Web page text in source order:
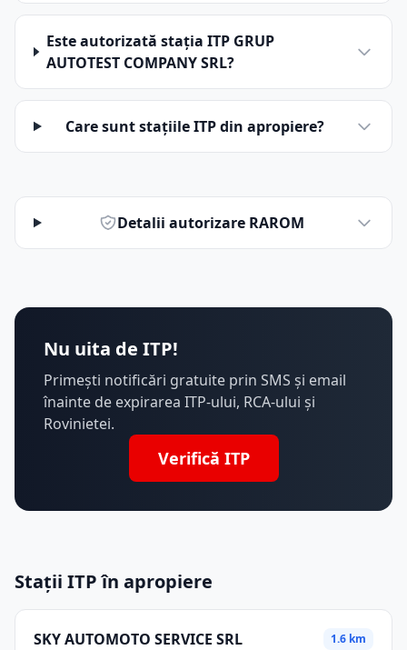
Este autorizată stația ITP GRUP
AUTOTEST COMPANY SRL?
Care sunt stațiile ITP din apropiere?
Detalii autorizare RAROM
Nu uita de ITP!
Primești notificări gratuite prin SMS și email
înainte de expirarea ITP-ului, RCA-ului și
Rovinietei.
Verifică ITP
Stații ITP în apropiere
SKY AUTOMOTO SERVICE SRL 1.6 km